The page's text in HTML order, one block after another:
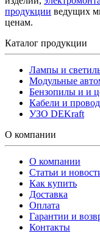
продукции ведущих
ценам.
Каталог продукции
Лампы и
Модульные
Бензопилы и и
Кабели и
УЗО DEKraft
О компании
О компании
Статьи и
Как купить
Доставка
Оплата
Гарантии и
Контакты